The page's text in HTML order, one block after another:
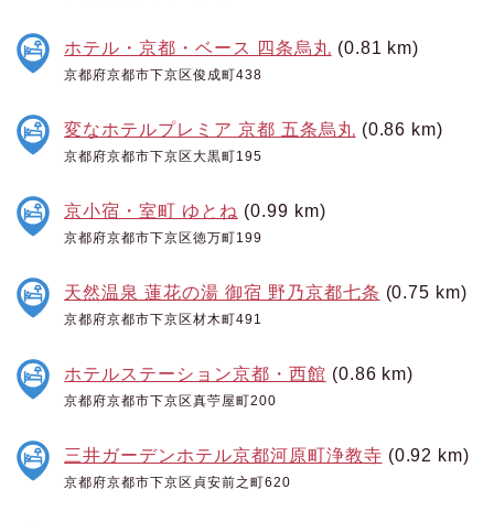
ホテル・京都・ベース 四条烏丸 (0.81 km)
京都府京都市下京区俊成町438
変なホテルプレミア 京都 五条烏丸 (0.86 km)
京都府京都市下京区大黒町195
京小宿・室町 ゆとね (0.99 km)
京都府京都市下京区徳万町199
天然温泉 蓮花の湯 御宿 野乃京都七条 (0.75 km)
京都府京都市下京区材木町491
ホテルステーション京都・西館 (0.86 km)
京都府京都市下京区真苧屋町200
三井ガーデンホテル京都河原町浄教寺 (0.92 km)
京都府京都市下京区貞安前之町620